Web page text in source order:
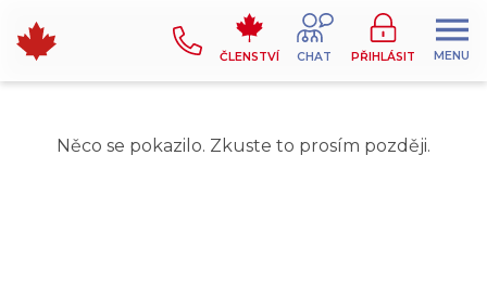
ČLENSTVÍ CHAT PŘIHLÁSIT MENU
Něco se pokazilo. Zkuste to prosím později.